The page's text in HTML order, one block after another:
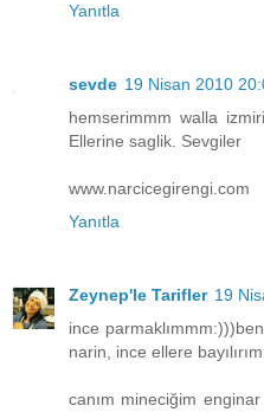
Yanıtla
sevde 19 Nisan 2010
hemserimmm walla
Ellerine saglik. Sevgiler
www.narcicegirengi.com
Yanıtla
Zeynep'le Tarifler 19
ince
narin, ince ellere
canım mineciğim